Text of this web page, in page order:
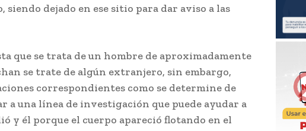
siendo dejado en ese sitio para dar aviso a las
que se trata de un hombre de aproximadamente
se trate de algún extranjero, sin embargo,
correspondientes como se determine de
a una línea de investigación que puede ayudar a
y él porque el cuerpo apareció flotando en el